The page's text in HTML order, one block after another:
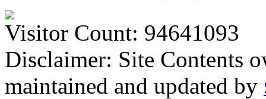
Visitor Count: 94641093
Disclaimer: Site Contents
maintained and updated by